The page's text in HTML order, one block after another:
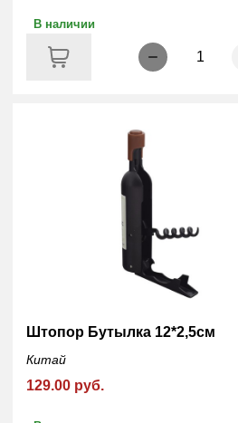
В наличии
1
Штопор Бутылка 12*2,5см
Китай
129.00 руб.